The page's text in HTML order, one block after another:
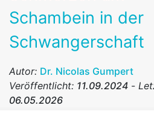
Schambein in der
Schwangerschaft
Autor: Dr. Nicolas Gumpert
Veröffentlicht: 11.09.2024 -
06.05.2026